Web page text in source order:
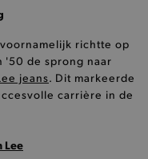
richtte op
'50 de sprong naar
jeans. Dit markeerde
carrière in de
Lee